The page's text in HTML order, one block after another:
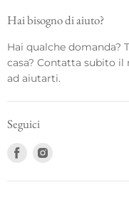
Hai bisogno di aiuto?
Hai qualche domanda?
casa? Contatta subito
ad aiutarti.
Seguici
Trovaci